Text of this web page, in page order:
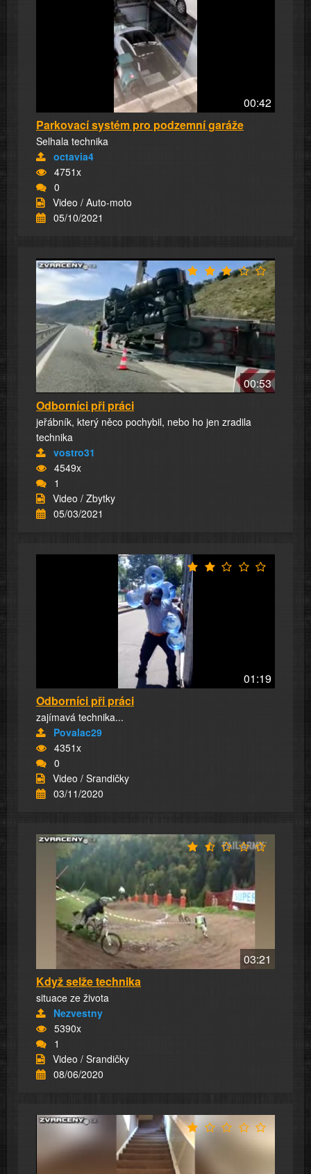
00:42
Parkovací systém pro podzemní garáže
Selhala technika
octavia4
4751x
0
Video / Auto-moto
05/10/2021
00:53
Odborníci při práci
jeřábník, který něco pochybil, nebo ho jen zradila
technika
vostro31
4549x
1
Video / Zbytky
05/03/2021
01:19
Odborníci při práci
zajímavá technika...
Povalac29
4351x
0
Video / Srandičky
03/11/2020
03:21
Když selže technika
situace ze života
Nezvestny
5390x
1
Video / Srandičky
08/06/2020